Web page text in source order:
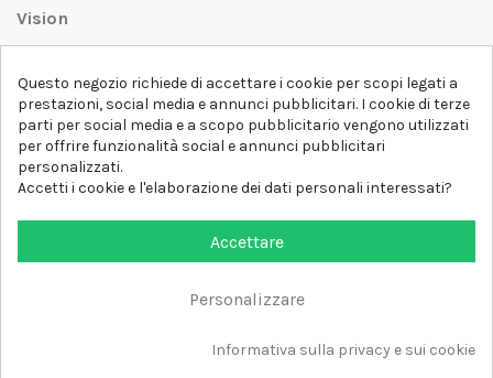
Vision
belli da vedere, ma che trasmettano anche un messaggio importante.
Che siate alla ricerca di una t-shirt unica e di tendenza, di una felpa
comoda e accogliente o di un accessorio esclusivo,D-SHIRTha
qualcosa per tutti.
Follow us
Questo negozio richiede di accettare i cookie per scopi legati a
prestazioni, social media e annunci pubblicitari. I cookie di terze
parti per social media e a scopo pubblicitario vengono utilizzati
per offrire funzionalità social e annunci pubblicitari
personalizzati.
Accetti i cookie e l'elaborazione dei dati personali interessati?
Accettare
Personalizzare
Informativa sulla privacy e sui cookie